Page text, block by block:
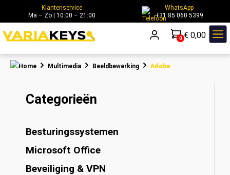
Klantenservice
Ma – Zo | 10:00 – 21:00
WhatsApp
+31 85 060 5399
0 € 0,00
Multimedia Beeldbewerking Adobe
Categorieën
Besturingssystemen
Microsoft Office
Beveiliging & VPN